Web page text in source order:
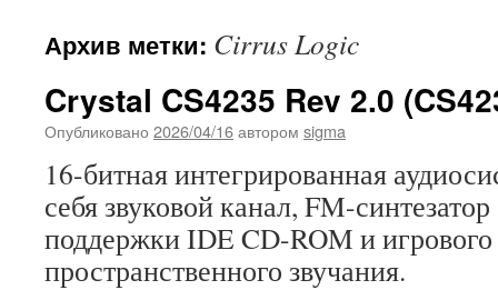
Архив метки: Cirrus Logic
Crystal CS4235 Rev 2.0
Опубликовано 2026/04/16автором sigma
16-битная интегрированная
себя звуковой канал, FM-
поддержки IDE CD-ROM и
пространственного звучания.